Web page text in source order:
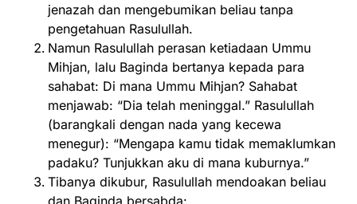
jenazah dan mengebumikan beliau tanpa
pengetahuan Rasulullah.
Namun Rasulullah perasan ketiadaan Ummu
Mihjan, lalu Baginda bertanya kepada para
sahabat: Di mana Ummu Mihjan? Sahabat
menjawab: “Dia telah meninggal.” Rasulullah
(barangkali dengan nada yang kecewa
menegur): “Mengapa kamu tidak memaklumkan
padaku? Tunjukkan aku di mana kuburnya.”
Tibanya dikubur, Rasulullah mendoakan beliau
dan Baginda bersabda: